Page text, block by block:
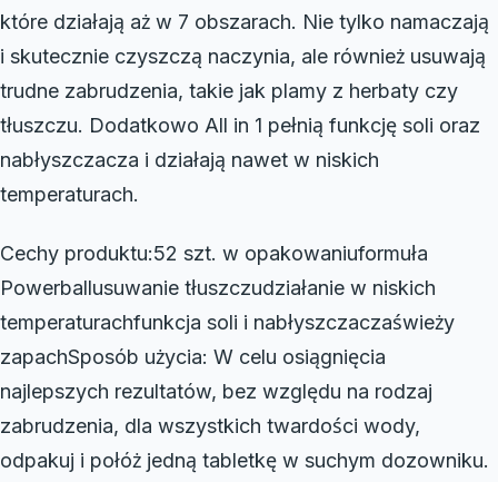
które działają aż w 7 obszarach. Nie tylko namaczają
i skutecznie czyszczą naczynia, ale również usuwają
trudne zabrudzenia, takie jak plamy z herbaty czy
tłuszczu. Dodatkowo All in 1 pełnią funkcję soli oraz
nabłyszczacza i działają nawet w niskich
temperaturach.
Cechy produktu:52 szt. w opakowaniuformuła
Powerballusuwanie tłuszczudziałanie w niskich
temperaturachfunkcja soli i nabłyszczaczaświeży
zapachSposób użycia: W celu osiągnięcia
najlepszych rezultatów, bez względu na rodzaj
zabrudzenia, dla wszystkich twardości wody,
odpakuj i połóż jedną tabletkę w suchym dozowniku.